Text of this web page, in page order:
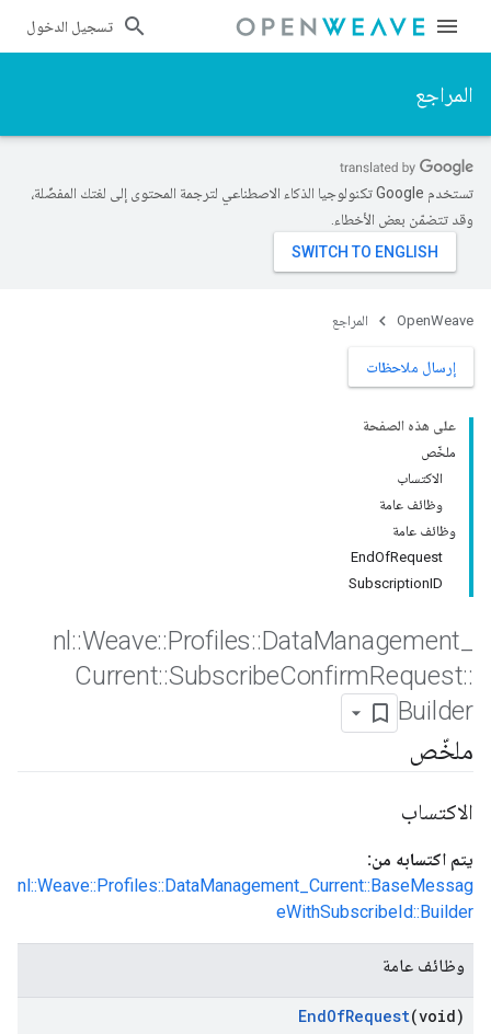
تسجيل الدخول
المراجع
تستخدم Google تكنولوجيا الذكاء الاصطناعي لترجمة المحتوى إلى لغتك المفضّلة،
وقد تتضمّن بعض الأخطاء.
OpenWeave المراجع
إرسال ملاحظات
على هذه الصفحة
ملخّص
الاكتساب
وظائف عامة
وظائف عامة
EndOfRequest
SubscriptionID
nl ::Weave::Profiles::DataManagement
Current::SubscribeConfirmRequest::
Builder
ملخّص
الاكتساب
يتم اكتسابه من:
nl::Weave::Profiles::DataManagement_Current::BaseMessag
eWithSubscribeId::Builder
وظائف عامة
EndOfRequest(void)